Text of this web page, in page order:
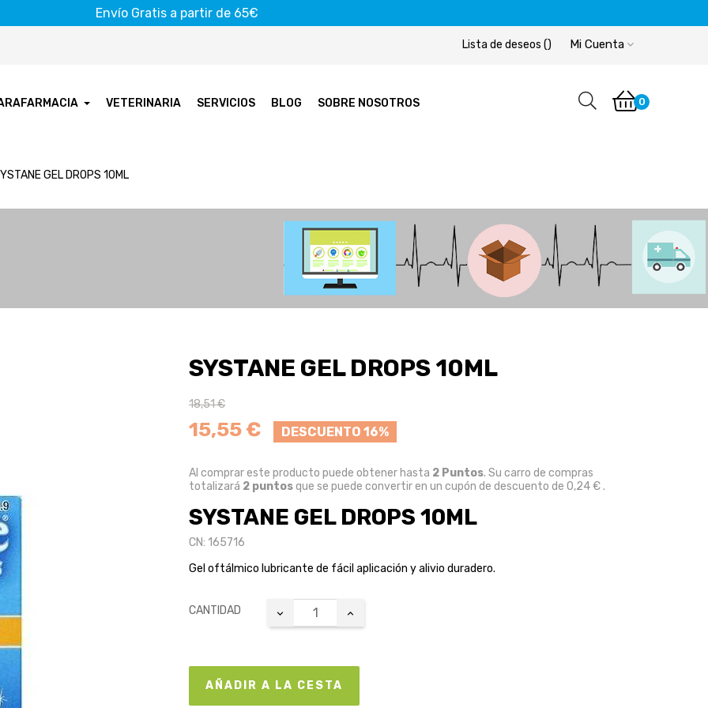
Envío Gratis a partir de 65€
Mi Cuenta
Lista de deseos ()
VETERINARIA SERVICIOS BLOG SOBRE NOSOTROS 0
GEL DROPS 10ML
SYSTANE GEL DROPS 10ML
18,51 €
15,55 € DESCUENTO 16%
Al comprar este producto puede obtener hasta 2 Puntos. Su carro de compras
totalizará 2 puntosque se puede convertir en un cupón de descuento de 0,24 €.
SYSTANE GEL DROPS 10ML
CN: 165716
Gel oftálmico lubricante de fácil aplicación y alivio duradero.
CANTIDAD
AÑADIR A LA CESTA